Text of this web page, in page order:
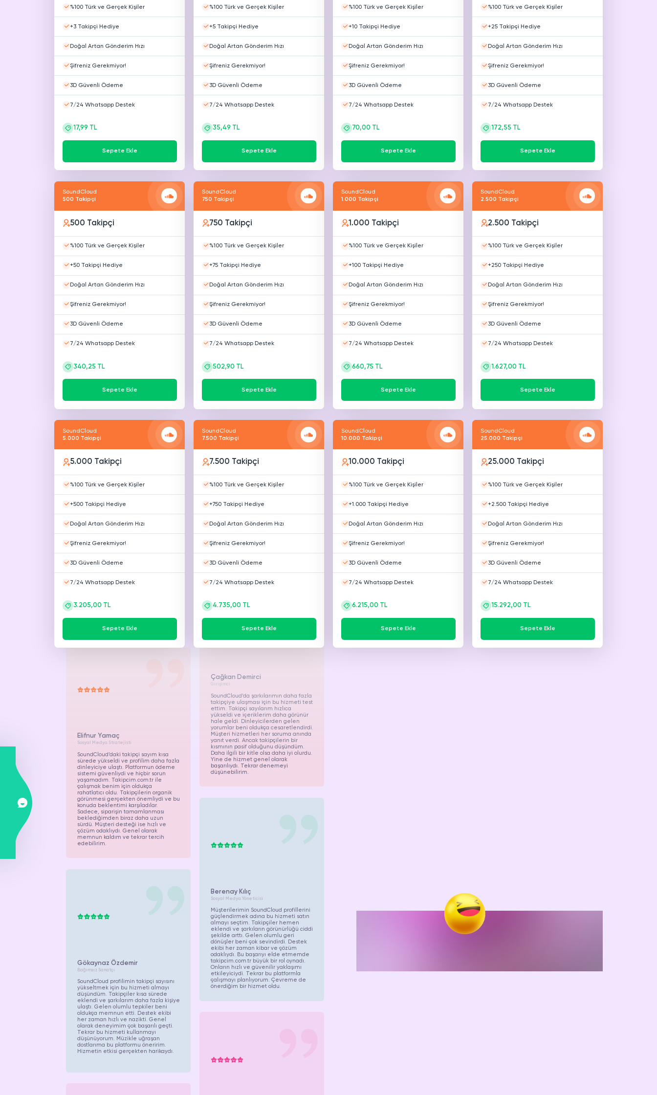
%100 Türk ve Gerçek Kişiler
+3 Takipçi Hediye
Doğal Artan Gönderim Hızı
Şifreniz Gerekmiyor!
3D Güvenli Ödeme
7/24 Whatsapp Destek
17,99 TL
Sepete Ekle
%100 Türk ve Gerçek Kişiler
+5 Takipçi Hediye
Doğal Artan Gönderim Hızı
Şifreniz Gerekmiyor!
3D Güvenli Ödeme
7/24 Whatsapp Destek
35,49 TL
Sepete Ekle
%100 Türk ve Gerçek Kişiler
+10 Takipçi Hediye
Doğal Artan Gönderim Hızı
Şifreniz Gerekmiyor!
3D Güvenli Ödeme
7/24 Whatsapp Destek
70,00 TL
Sepete Ekle
%100 Türk ve Gerçek Kişiler
+25 Takipçi Hediye
Doğal Artan Gönderim Hızı
Şifreniz Gerekmiyor!
3D Güvenli Ödeme
7/24 Whatsapp Destek
172,55 TL
Sepete Ekle
SoundCloud
500 Takipçi
500 Takipçi
%100 Türk ve Gerçek Kişiler
+50 Takipçi Hediye
Doğal Artan Gönderim Hızı
Şifreniz Gerekmiyor!
3D Güvenli Ödeme
7/24 Whatsapp Destek
340,25 TL
Sepete Ekle
SoundCloud
750 Takipçi
750 Takipçi
%100 Türk ve Gerçek Kişiler
+75 Takipçi Hediye
Doğal Artan Gönderim Hızı
Şifreniz Gerekmiyor!
3D Güvenli Ödeme
7/24 Whatsapp Destek
502,90 TL
Sepete Ekle
SoundCloud
1.000 Takipçi
1.000 Takipçi
%100 Türk ve Gerçek Kişiler
+100 Takipçi Hediye
Doğal Artan Gönderim Hızı
Şifreniz Gerekmiyor!
3D Güvenli Ödeme
7/24 Whatsapp Destek
660,75 TL
Sepete Ekle
SoundCloud
2.500 Takipçi
2.500 Takipçi
%100 Türk ve Gerçek Kişiler
+250 Takipçi Hediye
Doğal Artan Gönderim Hızı
Şifreniz Gerekmiyor!
3D Güvenli Ödeme
7/24 Whatsapp Destek
1.627,00 TL
Sepete Ekle
SoundCloud
5.000 Takipçi
5.000 Takipçi
%100 Türk ve Gerçek Kişiler
+500 Takipçi Hediye
Doğal Artan Gönderim Hızı
Şifreniz Gerekmiyor!
3D Güvenli Ödeme
7/24 Whatsapp Destek
3.205,00 TL
Sepete Ekle
SoundCloud
7.500 Takipçi
7.500 Takipçi
%100 Türk ve Gerçek Kişiler
+750 Takipçi Hediye
Doğal Artan Gönderim Hızı
Şifreniz Gerekmiyor!
3D Güvenli Ödeme
7/24 Whatsapp Destek
4.735,00 TL
Sepete Ekle
SoundCloud
10.000 Takipçi
10.000 Takipçi
%100 Türk ve Gerçek Kişiler
+1.000 Takipçi Hediye
Doğal Artan Gönderim Hızı
Şifreniz Gerekmiyor!
3D Güvenli Ödeme
7/24 Whatsapp Destek
6.215,00 TL
Sepete Ekle
SoundCloud
25.000 Takipçi
25.000 Takipçi
%100 Türk ve Gerçek Kişiler
+2.500 Takipçi Hediye
Doğal Artan Gönderim Hızı
Şifreniz Gerekmiyor!
3D Güvenli Ödeme
7/24 Whatsapp Destek
15.292,00 TL
Sepete Ekle
Elifnur Yamaç
Sosyal Medya Stratejisti
SoundCloud’daki takipçi sayım kısa
sürede yükseldi ve profilim daha fazla
dinleyiciye ulaştı. Platformun ödeme
sistemi güvenliydi ve hiçbir sorun
yaşamadım. Takipcim.com.tr ile
çalışmak benim için oldukça
rahatlatıcı oldu. Takipçilerin organik
görünmesi gerçekten önemliydi ve bu
konuda beklentimi karşıladılar.
Sadece, siparişin tamamlanması
beklediğimden biraz daha uzun
sürdü. Müşteri desteği ise hızlı ve
çözüm odaklıydı. Genel olarak
memnun kaldım ve tekrar tercih
edebilirim.
Gökaynaz Özdemir
Bağımsız Sanatçı
SoundCloud profilimin takipçi sayısını
yükseltmek için bu hizmeti almayı
düşündüm. Takipçiler kısa sürede
eklendi ve şarkılarım daha fazla kişiye
ulaştı. Gelen olumlu tepkiler beni
oldukça memnun etti. Destek ekibi
her zaman hızlı ve nazikti. Genel
olarak deneyimim çok başarılı geçti.
Tekrar bu hizmeti kullanmayı
düşünüyorum. Müzikle uğraşan
dostlarıma bu platformu öneririm.
Hizmetin etkisi gerçekten harikaydı.
Çağkan Demirci
Girişimci
SoundCloud’da şarkılarımın daha fazla
takipçiye ulaşması için bu hizmeti test
ettim. Takipçi sayılarım hızlıca
yükseldi ve içeriklerim daha görünür
hale geldi. Dinleyicilerden gelen
yorumlar beni oldukça cesaretlendirdi.
Müşteri hizmetleri her soruma anında
yanıt verdi. Ancak takipçilerin bir
kısmının pasif olduğunu düşündüm.
Daha ilgili bir kitle olsa daha iyi olurdu.
Yine de hizmet genel olarak
başarılıydı. Tekrar denemeyi
düşünebilirim.
Berenay Kılıç
Sosyal Medya Yöneticisi
Müşterilerimin SoundCloud profillerini
güçlendirmek adına bu hizmeti satın
almayı seçtim. Takipçiler hemen
eklendi ve şarkıların görünürlüğü ciddi
şekilde arttı. Gelen olumlu geri
dönüşler beni çok sevindirdi. Destek
ekibi her zaman kibar ve çözüm
odaklıydı. Bu başarıyı elde etmemde
takipcim.com.tr büyük bir rol oynadı.
Onların hızlı ve güvenilir yaklaşımı
etkileyiciydi. Tekrar bu platformla
çalışmayı planlıyorum. Çevreme de
önerdiğim bir hizmet oldu.